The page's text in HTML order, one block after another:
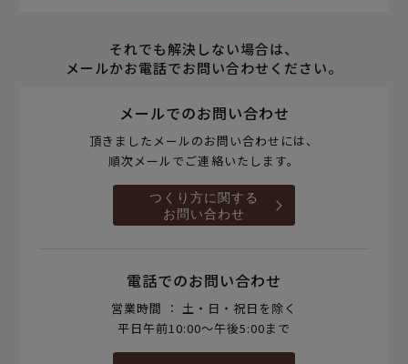
それでも解決しない場合は、
メールかお電話でお問い合わせください。
メールでのお問い合わせ
頂きましたメールのお問い合わせには、
順次メールでご連絡いたします。
つくり方に関する
お問い合わせ
電話でのお問い合わせ
営業時間 ： 土・日・祝日を除く
平日午前10:00～午後5:00まで